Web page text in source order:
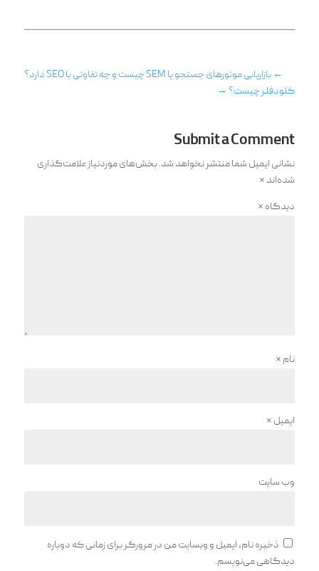
←بازاریابی موتورهای جستجو یا SEM چیست و چه تفاوتی با SEO دارد؟
کلودفلر چیست؟ →
Submit a Comment
نشانی ایمیل شما منتشر نخواهد شد.بخش‌های موردنیاز علامت‌گذاری
شده‌اند *
دیدگاه *
نام *
ایمیل *
وب‌ سایت
ذخیره نام، ایمیل و وبسایت من در مرورگر برای زمانی که دوباره
دیدگاهی می‌نویسم.